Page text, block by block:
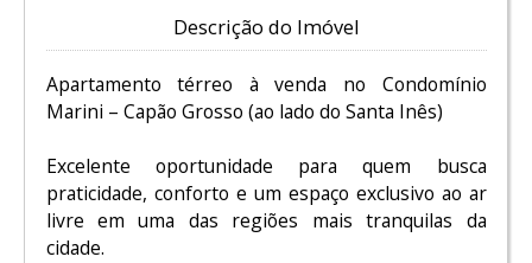
Descrição do Imóvel
Apartamento térreo à venda no Condomínio
Marini – Capão Grosso (ao lado do Santa Inês)
Excelente oportunidade para quem busca
praticidade, conforto e um espaço exclusivo ao ar
livre em uma das regiões mais tranquilas da
cidade.